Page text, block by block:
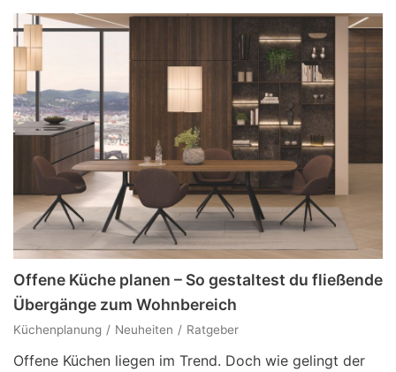
Offene Küche planen – So gestaltest du fließende
Übergänge zum Wohnbereich
Küchenplanung Neuheiten Ratgeber
Offene Küchen liegen im Trend. Doch wie gelingt der